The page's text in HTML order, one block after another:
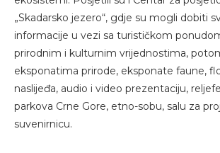
„Skadarsko jezero“, gdje su mogli dobiti
informacije u vezi sa turističkom
prirodnim i kulturnim vrijednostima,
eksponatima prirode, eksponate faune,
naslijeđa, audio i video prezentaciju,
parkova Crne Gore, etno-sobu, salu za
suvenirnicu.